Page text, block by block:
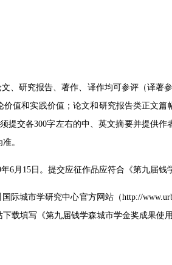
、研究报告、著作、译作均可参评（译
值和实践价值；论文和研究报告类正文篇
提交各300字左右的中、英文摘要并提供
。
6月15日。提交应征作品应符合《第九届钱
际城市学研究中心官方网站（http://
载填写《第九届钱学森城市学金奖成果使